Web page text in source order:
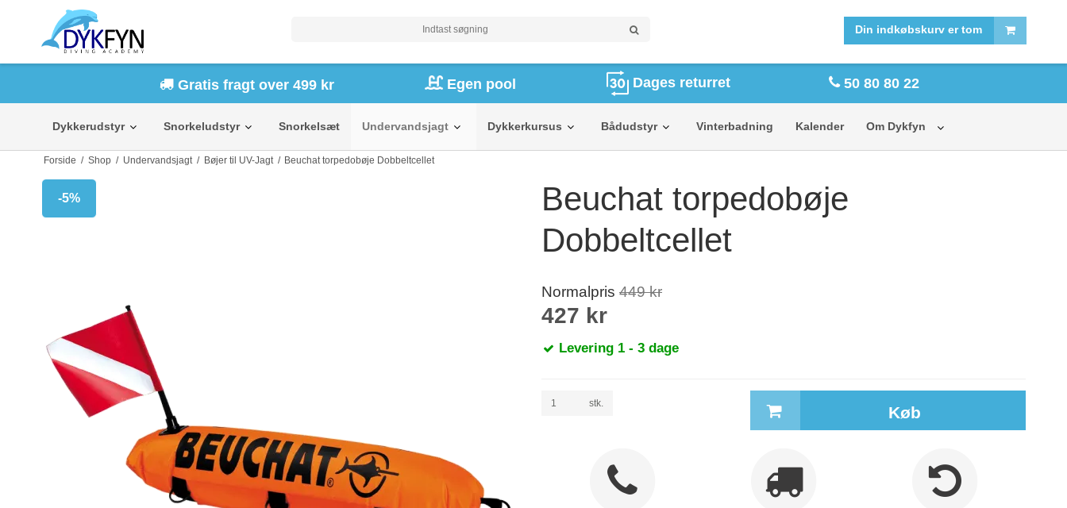
FORSIDE SHOP
Din indkøbskurv er tom
Gratis fragt over 499 kr Egen pool Dages returret 50 80 80 22
Dykkerudstyr Snorkeludstyr Snorkelsæt Undervandsjagt Dykkerkursus Bådudstyr Vinterbadning Kalender Om Dykfyn
Forside / Shop / Undervandsjagt / Bøjer til UV-Jagt / Beuchat torpedobøje Dobbeltcellet
-5%
Beuchat torpedobøje
Dobbeltcellet
Normalpris 449 kr
427 kr
Levering 1 - 3 dage
stk. Køb